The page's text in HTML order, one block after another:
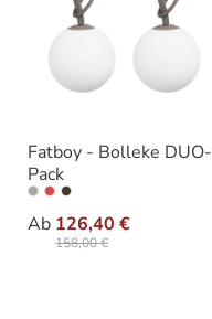
Fatboy - Bolleke DUO-
Pack
Ab 126,40 €
158,00 €
Ausführung